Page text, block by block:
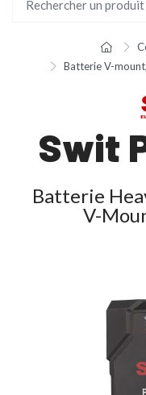
Batterie V-
Swit
Batterie
V-